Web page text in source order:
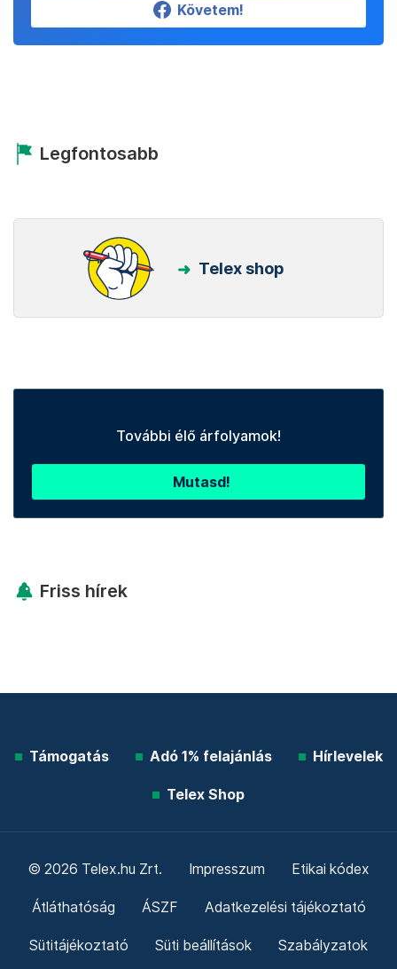
Követem!
Legfontosabb
Telex shop
További élő árfolyamok!
Mutasd!
Friss hírek
Támogatás Adó 1% felajánlás Hírlevelek
Telex Shop
© 2026 Telex.hu Zrt. Impresszum Etikai kódex
Átláthatóság ÁSZF Adatkezelési tájékoztató
Sütitájékoztató Süti beállítások Szabályzatok